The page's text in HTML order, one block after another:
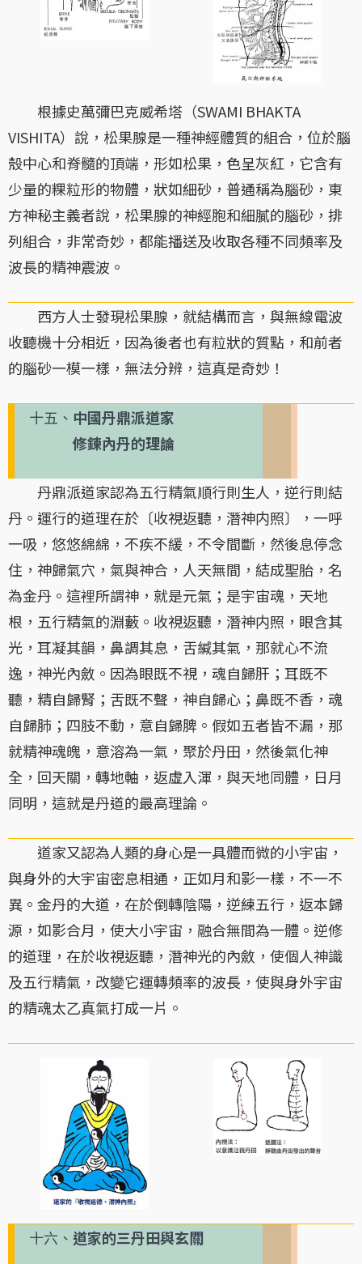
根據史萬彌巴克威希塔（SWAMI BHAKTA
VISHITA）說，松果腺是一種神經體質的組合，位於腦
殼中心和脊髓的頂端，形如松果，色呈灰紅，它含有
少量的粿粒形的物體，狀如細砂，普通稱為腦砂，東
方神秘主義者說，松果腺的神經胞和細膩的腦砂，排
列組合，非常奇妙，都能播送及收取各種不同頻率及
波長的精神震波。
西方人士發現松果腺，就結構而言，與無線電波
收聽機十分相近，因為後者也有粒狀的質點，和前者
的腦砂一模一樣，無法分辨，這真是奇妙！
十五、 中國丹鼎派道家
修鍊內丹的理論
丹鼎派道家認為五行精氣順行則生人，逆行則結
丹。運行的道理在於〔收視返聽，潛神内照〕，一呼
一吸，悠悠綿綿，不疾不緩，不令間斷，然後息停念
住，神歸氣穴，氣與神合，人天無間，結成聖胎，名
為金丹。這裡所謂神，就是元氣；是宇宙魂，天地
根，五行精氣的淵藪。收視返聽，潛神内照，眼含其
光，耳凝其韻，鼻調其息，舌緘其氣，那就心不流
逸，神光內斂。因為眼既不視，魂自歸肝；耳既不
聽，精自歸腎；舌既不聲，神自歸心；鼻既不香，魂
自歸肺；四肢不動，意自歸脾。假如五者皆不漏，那
就精神魂魄，意溶為一氣，聚於丹田，然後氣化神
全，回天關，轉地軸，返虛入渾，與天地同體，日月
同明，這就是丹道的最高理論。
道家又認為人類的身心是一具體而微的小宇宙，
與身外的大宇宙密息相通，正如月和影一樣，不一不
異。金丹的大道，在於倒轉陰陽，逆練五行，返本歸
源，如影合月，使大小宇宙，融合無間為一體。逆修
的道理，在於收視返聽，潛神光的內斂，使個人神識
及五行精氣，改變它運轉頻率的波長，使與身外宇宙
的精魂太乙真氣打成一片。
十六、 道家的三丹田與玄關